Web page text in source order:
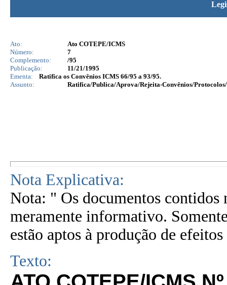
Ato:
Ato COTEPE/ICMS
Número:
7
Complemento:
/95
Publicação:
11/21/1995
Ementa:
Ratifica os Convênios ICMS 66/95 a 93/95.
Assunto:
Ratifica/Publica/Aprova/Rejeita-Convênios/
Nota Explicativa:
Nota: " Os documentos contidos
meramente informativo.
estão aptos à produção de
Texto: